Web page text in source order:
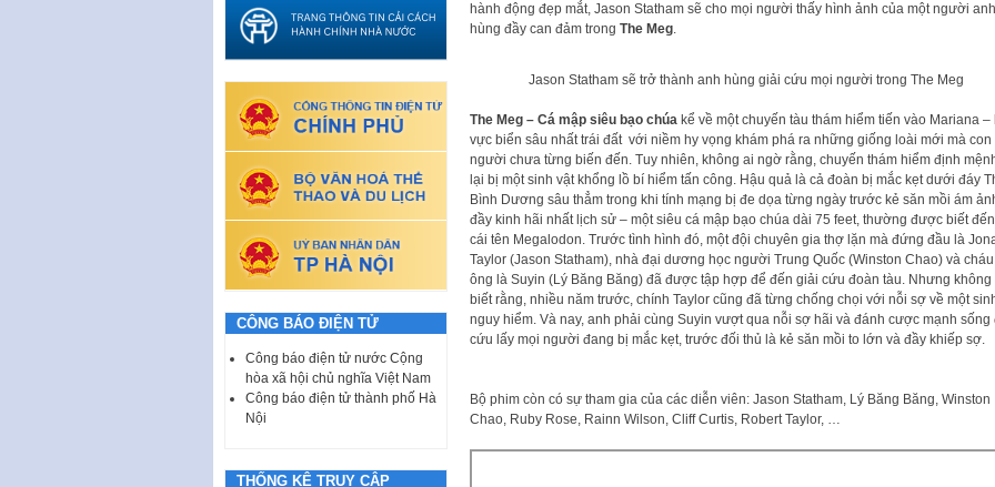
hành động đẹp mắt, Jason Statham sẽ cho mọi người thấy hình ảnh của một người anh
hùng đầy can đảm trong The Meg.
Jason Statham sẽ trở thành anh hùng giải cứu mọi người trong The Meg
The Meg – Cá mập siêu bạo chúakể về một chuyến tàu thám hiểm tiến vào Mariana –
vực biển sâu nhất trái đất với niềm hy vọng khám phá ra những giống loài mới mà con
người chưa từng biến đến. Tuy nhiên, không ai ngờ rằng, chuyến thám hiểm định
lại bị một sinh vật khổng lồ bí hiểm tấn công. Hậu quả là cả đoàn bị mắc kẹt dưới đáy
Bình Dương sâu thẳm trong khi tính mạng bị đe dọa từng ngày trước kẻ săn mồi ám
đầy kinh hãi nhất lịch sử – một siêu cá mập bạo chúa dài 75 feet, thường được biết
cái tên Megalodon. Trước tình hình đó, một đội chuyên gia thợ lặn mà đứng đầu là
Taylor (Jason Statham), nhà đại dương học người Trung Quốc (Winston Chao) và
ông là Suyin (Lý Băng Băng) đã được tập hợp để đến giải cứu đoàn tàu. Nhưng không
biết rằng, nhiều năm trước, chính Taylor cũng đã từng chống chọi với nỗi sợ về một
nguy hiểm. Và nay, anh phải cùng Suyin vượt qua nỗi sợ hãi và đánh cược mạnh sống
cứu lấy mọi người đang bị mắc kẹt, trước đối thủ là kẻ săn mồi to lớn và đầy khiếp sợ.
Bộ phim còn có sự tham gia của các diễn viên: Jason Statham, Lý Băng Băng, Winston
Chao, Ruby Rose, Rainn Wilson, Cliff Curtis, Robert Taylor, …
CÔNG BÁO ĐIỆN TỬ
Công báo điện tử nước Cộng
hòa xã hội chủ nghĩa Việt Nam
Công báo điện tử thành phố Hà
Nội
THỐNG KÊ TRUY CẬP